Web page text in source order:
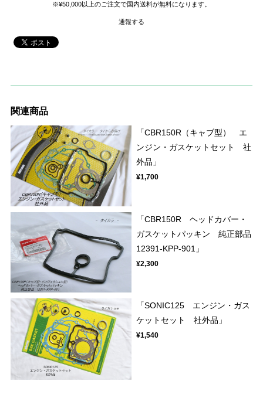
※¥50,000以上のご注文で国内送料が無料になります。
通報する
関連商品
「CBR150R（キャブ型） エ
ンジン・ガスケットセット 社
外品」
¥1,700
「CBR150R ヘッドカバー・
ガスケットパッキン 純正部品
12391-KPP-901」
¥2,300
「SONIC125 エンジン・ガス
ケットセット 社外品」
¥1,540